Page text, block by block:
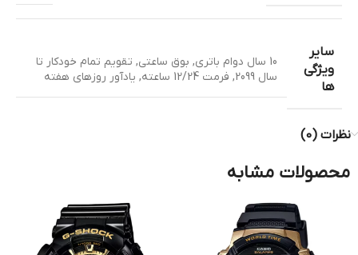
سایر
ویژگی
ها
10 سال دوام باتری , بوق ساعتی, تقویم تمام خودکار تا
سال 2099
, فرمت 12/24 ساعته , یادآور روزهای هفته
نظرات (0)
محصولات مشابه